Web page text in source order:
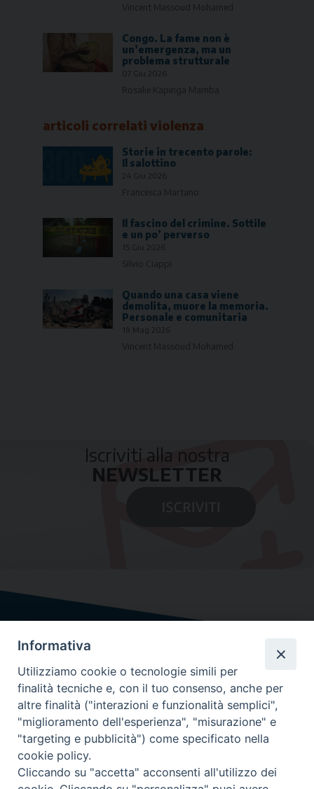
Vincent Massoud Mohamed
Congo. La fame non è
un’emergenza, ma un
problema strutturale
07 Giu 2026
Rosalie Kapinga Mamba
articoli correlativiolenza
Storie in trecento parole:
Il salottino
24 Giu 2026
Francesca Martano
Il fascino del crimine. Sottile
e un po’ perverso
15 Giu 2026
Silvio Ciappi
Quando una casa viene
demolita, muore la memoria.
Personale e comunitaria
19 Mag 2026
Vincent Massoud Mohamed
Iscriviti alla nostra
NEWSLETTER
Informativa
Utilizziamo cookie o tecnologie simili per
finalità tecniche e, con il tuo consenso, anche per
altre finalità ("interazioni e funzionalità semplici",
"miglioramento dell'esperienza", "misurazione" e
"targeting e pubblicità") come specificato nella
cookie policy.
Cliccando su "accetta" acconsenti all'utilizzo dei